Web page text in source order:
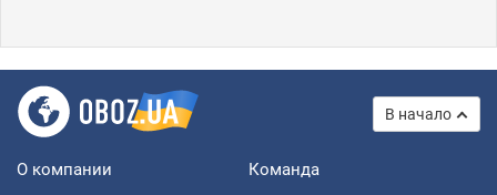
В начало
О компании Команда